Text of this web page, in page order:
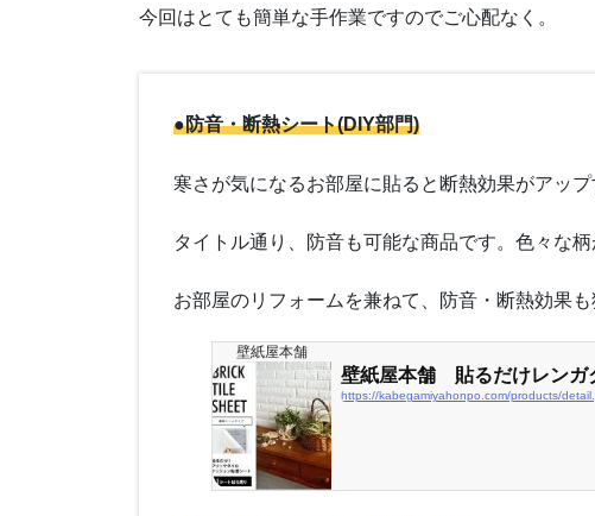
今回はとても簡単な手作業ですのでご心配なく。
●防音・断熱シート(DIY部門)
寒さが気になるお部屋に貼ると断熱効果がアップ
タイトル通り、防音も可能な商品です。色々な柄
お部屋のリフォームを兼ねて、防音・断熱効果も
壁紙屋本舗
壁紙屋本舗 貼るだけレンガ
https://kabegamiyahonpo.com/products/